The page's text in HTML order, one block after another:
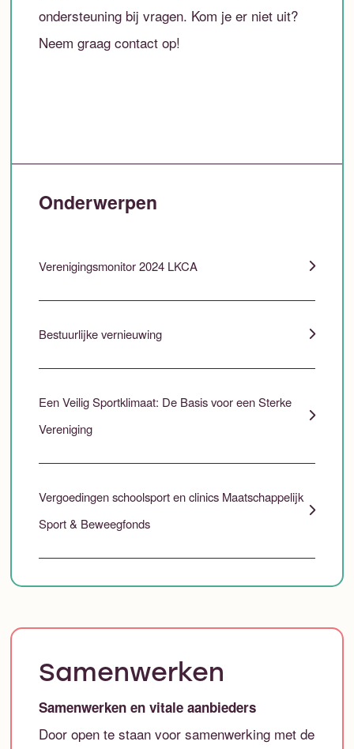
ondersteuning bij vragen. Kom je er niet uit?
Neem graag contact op!
Onderwerpen
Verenigingsmonitor 2024 LKCA
Bestuurlijke vernieuwing
Een Veilig Sportklimaat: De Basis voor een Sterke
Vereniging
Vergoedingen schoolsport en clinics Maatschappelijk
Sport & Beweegfonds
Samenwerken
Samenwerken en vitale aanbieders
Door open te staan voor samenwerking met de